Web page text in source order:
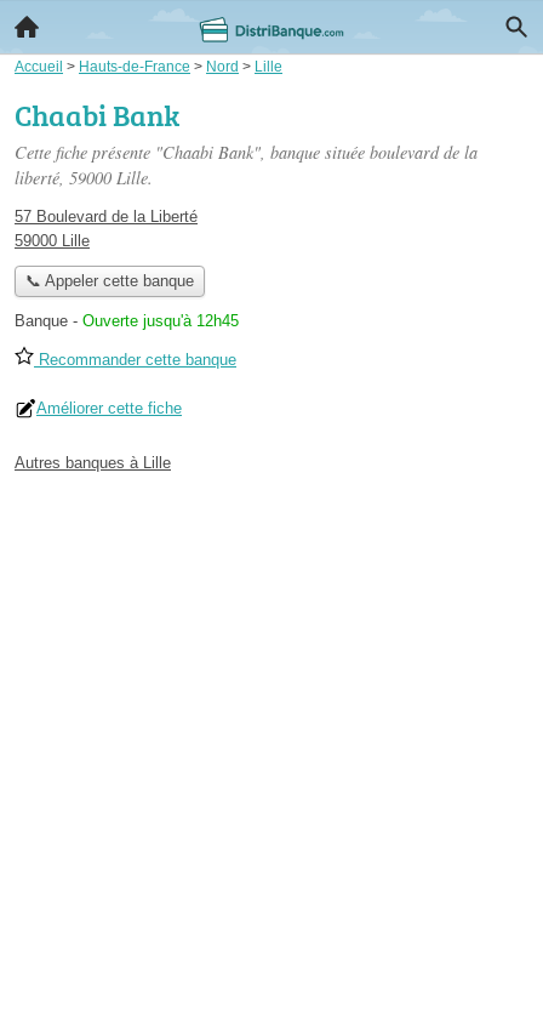
Accueil > Hauts-de-France > Nord > Lille
Chaabi Bank
Cette fiche présente "Chaabi Bank", banque située boulevard de la
liberté, 59000 Lille.
57 Boulevard de la Liberté
59000 Lille
📞 Appeler cette banque
Banque - Ouverte jusqu'à 12h45
Recommander cette banque
Améliorer cette fiche
Autres banques à Lille